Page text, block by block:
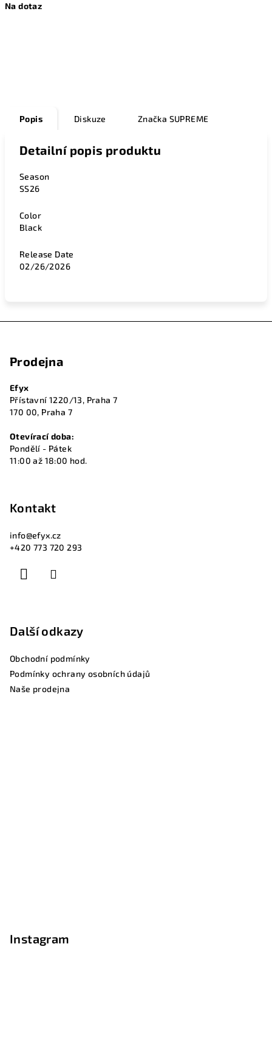
cena:
Na dotaz
Popis Diskuze Značka SUPREME
Detailní popis produktu
Season
SS26
Color
Black
Release Date
02/26/2026
Prodejna
Efyx
Přístavní 1220/13, Praha 7
170 00, Praha 7
Otevírací doba:
Pondělí - Pátek
11:00 až 18:00 hod.
Kontakt
info@efyx.cz
+420 773 720 293
Další odkazy
Obchodní podmínky
Podmínky ochrany osobních údajů
Naše prodejna
Instagram